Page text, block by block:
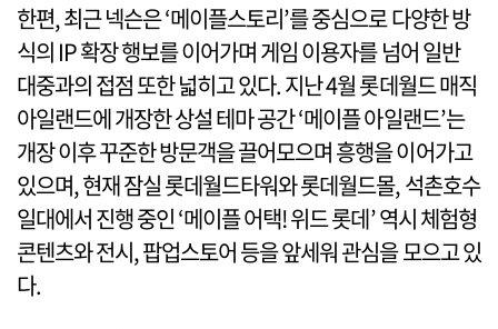
한편, 최근 넥슨은 ‘메이플스토리’를 중심으로 다양한 방
식의 IP 확장 행보를 이어가며 게임 이용자를 넘어 일반
대중과의 접점 또한 넓히고 있다. 지난 4월 롯데월드 매직
아일랜드에 개장한 상설 테마 공간 ‘메이플 아일랜드’는
개장 이후 꾸준한 방문객을 끌어모으며 흥행을 이어가고
있으며, 현재 잠실 롯데월드타워와 롯데월드몰, 석촌호수
일대에서 진행 중인 ‘메이플 어택! 위드 롯데’ 역시 체험형
콘텐츠와 전시, 팝업스토어 등을 앞세워 관심을 모으고 있
다.